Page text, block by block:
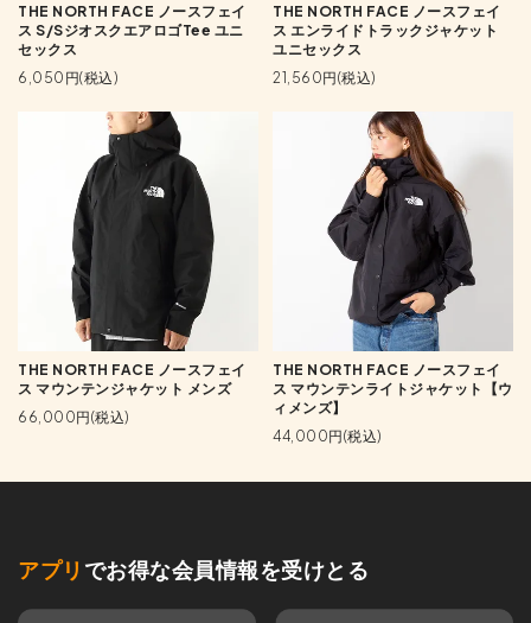
THE NORTH FACE ノースフェイ
ス S/SジオスクエアロゴTee ユニ
セックス
6,050円(税込)
THE NORTH FACE ノースフェイ
ス エンライドトラックジャケット
ユニセックス
21,560円(税込)
THE NORTH FACE ノースフェイ
ス マウンテンジャケット メンズ
66,000円(税込)
THE NORTH FACE ノースフェイ
ス マウンテンライトジャケット【ウ
ィメンズ】
44,000円(税込)
アプリ でお得な会員情報を受けとる